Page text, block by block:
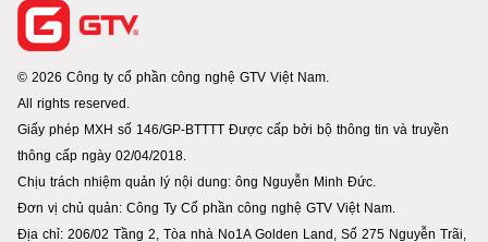
© 2026 Công ty cổ phần công nghệ GTV Việt Nam.
All rights reserved.
Giấy phép MXH số 146/GP-BTTTT Được cấp bởi bộ thông tin và truyền
thông cấp ngày 02/04/2018.
Chịu trách nhiệm quản lý nội dung: ông Nguyễn Minh Đức.
Đơn vị chủ quản: Công Ty Cổ phần công nghệ GTV Việt Nam.
Địa chỉ: 206/02 Tầng 2, Tòa nhà No1A Golden Land, Số 275 Nguyễn Trãi,